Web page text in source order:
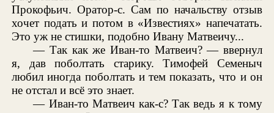
Прокофьич. Оратор-с. Сам по начальству отзыв
хочет подать и потом в «Известиях» напечатать.
Это уж не стишки, подобно Ивану Матвеичу...
— Так как же Иван-то Матвеич? — ввернул
я, дав поболтать старику. Тимофей Семеныч
любил иногда поболтать и тем показать, что и он
не отстал и всё это знает.
— Иван-то Матвеич как-с? Так ведь я к тому